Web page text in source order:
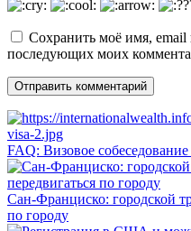
Сохранить моё имя, email
последующих моих
FAQ: Визовое
Сан-Франциско: городской
по городу